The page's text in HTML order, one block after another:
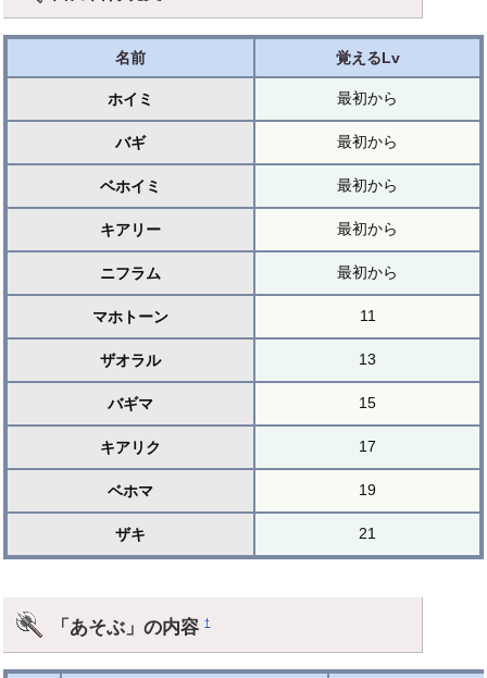
名前 覚えるLv
ホイミ 最初から
バギ 最初から
ベホイミ 最初から
キアリー 最初から
ニフラム 最初から
マホトーン 11
ザオラル 13
バギマ 15
キアリク 17
ベホマ 19
ザキ 21
「あそぶ」の内容†